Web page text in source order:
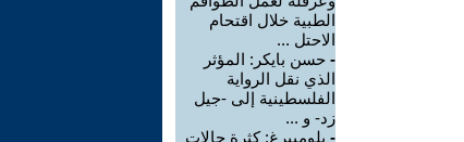
الطبية خلال اقتحام
الاحتل ...
- حسن بايكر: المؤثر
الذي نقل الرواية
الفلسطينية إلى -جيل
زد- و ...
- بلومبيرغ: كثرة حالات